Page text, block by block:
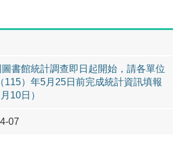
書館統計調查即日起開始，請各單位
115）年5月25日前完成統計資訊填報
10日）
07